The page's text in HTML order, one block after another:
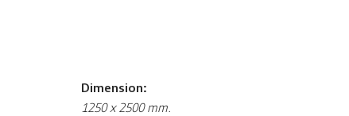
Dimension:
1250 x 2500 mm.